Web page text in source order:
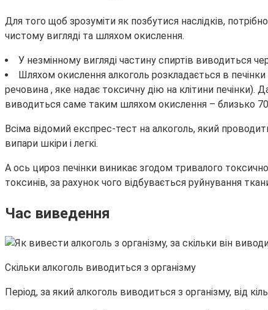
Для того щоб зрозуміти як позбутися наслідків,
чистому вигляді та шляхом окислення.
У незмінному вигляді частину спиртів виводиться
Шляхом окислення алкоголь розкладається в
речовина , яке надає токсичну дію на клітини печінки).
виводиться саме таким шляхом окислення – близько
Всіма відомий експрес-тест на алкоголь, який
випари шкіри і легкі.
А ось цироз печінки виникає згодом тривалого
токсинів, за рахунок чого відбувається руйнування
Час виведення
Скільки алкоголь виводиться з організму
Період, за який алкоголь виводиться з організму, від